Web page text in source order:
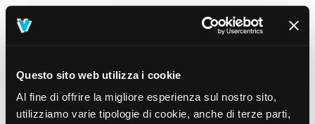
Questo sito web utilizza i cookie
Al fine di offrire la migliore esperienza sul nostro sito,
utilizziamo varie tipologie di cookie, anche di terze parti,